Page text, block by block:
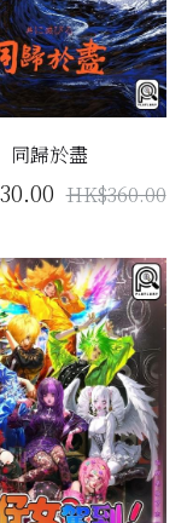
同歸於盡
HK$360.00